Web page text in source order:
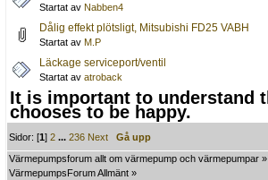
Startat av Nabben4
Dålig effekt plötsligt, Mitsubishi FD25 VABH
Startat av M.P
Läckage serviceport/ventil
Startat av atroback
It is important to understand
chooses to be happy.
Sidor: [1]2 ...236 Next
Gå upp
Värmepumpsforum allt om värmepump och värmepumpar »
VärmepumpsForum Allmänt »